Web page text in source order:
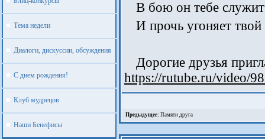
Тема недели
Диалоги, дискуссии, обсуждения
С днем рождения!
Клуб мудрецов
Наши Бенефисы
В бою он тебе
И прочь угоняет твой
Дорогие друзья
https://rutube.ru/video/
Предыдущее: Памяти друга